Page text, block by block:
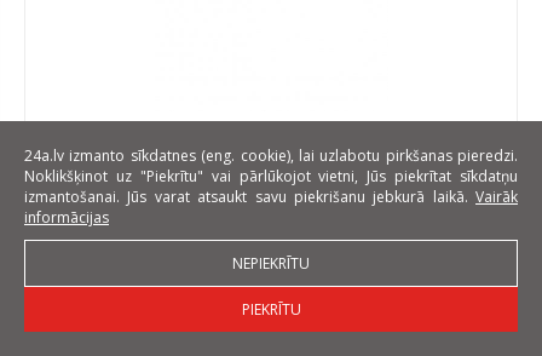
stūra skapītis
Platums: 60 cm
Augstums: 72 cm
24a.lv izmanto sīkdatnes (eng. cookie), lai uzlabotu pirkšanas pieredzi.
Noklikšķinot uz "Piekrītu" vai pārlūkojot vietni, Jūs piekrītat sīkdatņu
izmantošanai. Jūs varat atsaukt savu piekrišanu jebkurā laikā. Vairāk
informācijas
NEPIEKRĪTU
PIEKRĪTU